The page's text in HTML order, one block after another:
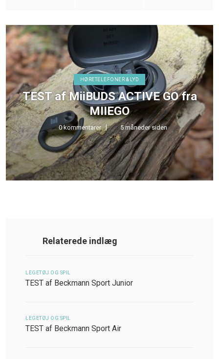
HØRETELEFONER & LYD
TEST af MiiBUDS ACTIVE GO fra
MIIEGO
0 kommentarer 5 måneder siden
Relaterede indlæg
LEGETØJ OG SPIL
TEST af Beckmann Sport Junior
LEGETØJ OG SPIL
TEST af Beckmann Sport Air